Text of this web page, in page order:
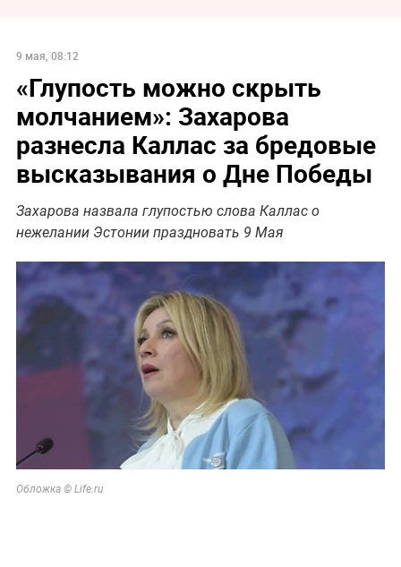
9 мая, 08:12
«Глупость можно скрыть
молчанием»: Захарова
разнесла Каллас за бредовые
высказывания о Дне Победы
Захарова назвала глупостью слова Каллас о
нежелании Эстонии праздновать 9 Мая
Обложка © Life.ru